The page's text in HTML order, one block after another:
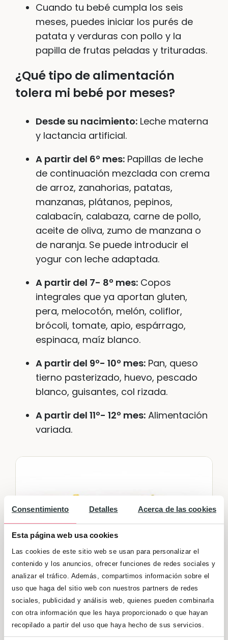
Consentimiento Detalles Acerca de las cookies
Esta página web usa cookies
Las cookies de este sitio web se usan para personalizar el
contenido y los anuncios, ofrecer funciones de redes sociales y
analizar el tráfico. Además, compartimos información sobre el
uso que haga del sitio web con nuestros partners de redes
sociales, publicidad y análisis web, quienes pueden combinarla
con otra información que les haya proporcionado o que hayan
recopilado a partir del uso que haya hecho de sus servicios.
Cuando tu bebé cumpla los seis
meses, puedes iniciar los purés de
patata y verduras con pollo y la
papilla de frutas peladas y trituradas.
¿Qué tipo de alimentación
tolera mi bebé por meses?
Desde su nacimiento: Leche materna
y lactancia artificial.
A partir del 6º mes: Papillas de leche
de continuación mezclada con crema
de arroz, zanahorias, patatas,
manzanas, plátanos, pepinos,
calabacín, calabaza, carne de pollo,
aceite de oliva, zumo de manzana o
de naranja. Se puede introducir el
yogur con leche adaptada.
A partir del 7- 8º mes: Copos
integrales que ya aportan gluten,
pera, melocotón, melón, coliflor,
brócoli, tomate, apio, espárrago,
espinaca, maíz blanco.
A partir del 9º- 10º mes: Pan, queso
tierno pasterizado, huevo, pescado
blanco, guisantes, col rizada.
A partir del 11º- 12º mes: Alimentación
variada.
Algunos pequeños trucos para
preparar la comida del bebé